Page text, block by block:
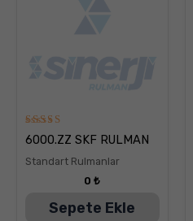
5
üzerinden
oy aldı
6000.ZZ SKF RULMAN
Standart Rulmanlar
0₺
Sepete Ekle